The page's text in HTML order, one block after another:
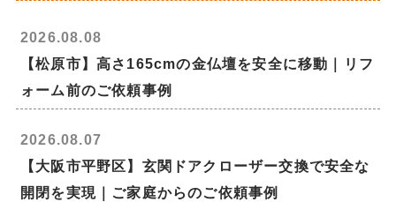
2026.08.08
【松原市】高さ165cmの金仏壇を安全に移動｜リフ
ォーム前のご依頼事例
2026.08.07
【大阪市平野区】玄関ドアクローザー交換で安全な
開閉を実現｜ご家庭からのご依頼事例